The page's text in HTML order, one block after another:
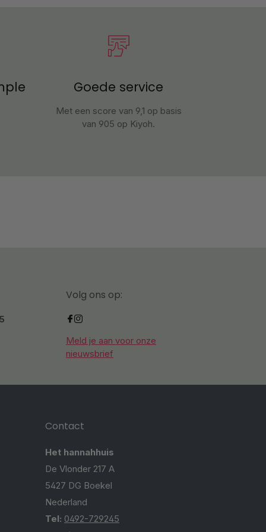
Goede service
Met een score van 9,1 op basis
van 905 op Kiyoh.
Volg ons op:
Meld je aan voor onze
nieuwsbrief
Contact
Het hannahhuis
De Vlonder 217 A
5427 DG Boekel
Nederland
Tel: 0492-729245